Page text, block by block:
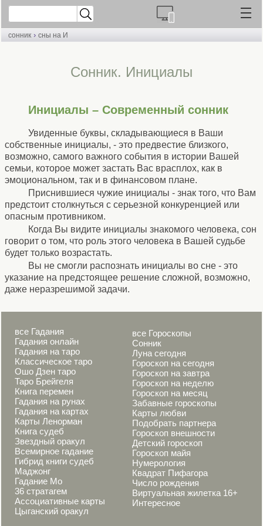
сонник › сны на И
Cонник. Инициалы
Инициалы – Современный сонник
Увиденные буквы, складывающиеся в Ваши
собственные инициалы, - это предвестие близкого,
возможно, самого важного события в истории Вашей
семьи, которое может застать Вас врасплох, как в
эмоциональном, так и в финансовом плане.
Приснившиеся чужие инициалы - знак того, что Вам
предстоит столкнуться с серьезной конкуренцией или
опасным противником.
Когда Вы видите инициалы знакомого человека, сон
говорит о том, что роль этого человека в Вашей судьбе
будет только возрастать.
Вы не смогли распознать инициалы во сне - это
указание на предстоящее решение сложной, возможно,
даже неразрешимой задачи.
все Гадания
Гадания онлайн
Гадания на таро
Классическое таро
Ошо Дзен таро
Таро Брейгеля
Книга перемен
Гадания на рунах
Гадания на картах
Карты Ленорман
Книга судеб
Звездный оракул
Всемирное гадание
Гибрид книги судеб
Маджонг
Гадание Мо
36 стратагем
Ассоциативные карты
Цыганский оракул
все Гороскопы
Сонник
Луна сегодня
Гороскоп на сегодня
Гороскоп на завтра
Гороскоп на неделю
Гороскоп на месяц
Забавные гороскопы
Карты любви
Подобрать партнера
Гороскоп внешности
Детский гороскоп
Гороскоп майя
Нумерология
Квадрат Пифагора
Число рождения
Виртуальная жилетка 16+
Интересное